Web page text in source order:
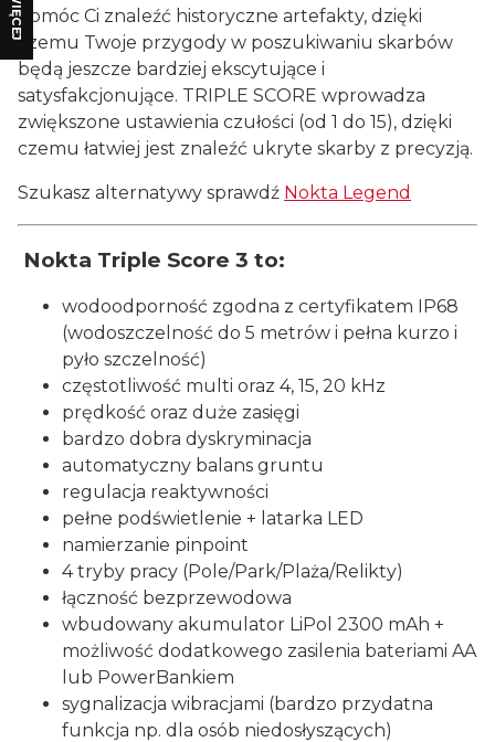
WIĘCEJpomóc Ci znaleźć historyczne artefakty, dzięki
czemu Twoje przygody w poszukiwaniu skarbów
będą jeszcze bardziej ekscytujące i
satysfakcjonujące. TRIPLE SCORE wprowadza
zwiększone ustawienia czułości (od 1 do 15), dzięki
czemu łatwiej jest znaleźć ukryte skarby z precyzją.
Szukasz alternatywy sprawdź Nokta Legend
Nokta Triple Score 3 to:
wodoodporność zgodna z certyfikatem IP68
(wodoszczelność do 5 metrów i pełna kurzo i
pyło szczelność)
częstotliwość multi oraz 4, 15, 20 kHz
prędkość oraz duże zasięgi
bardzo dobra dyskryminacja
automatyczny balans gruntu
regulacja reaktywności
pełne podświetlenie + latarka LED
namierzanie pinpoint
4 tryby pracy (Pole/Park/Plaża/Relikty)
łączność bezprzewodowa
wbudowany akumulator LiPol 2300 mAh +
możliwość dodatkowego zasilenia bateriami AA
lub PowerBankiem
sygnalizacja wibracjami (bardzo przydatna
funkcja np. dla osób niedosłyszących)